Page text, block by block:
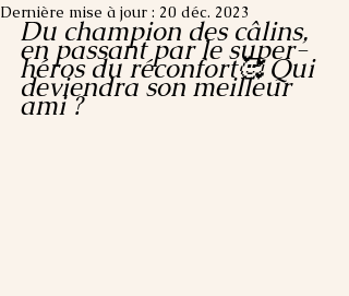
Dernière mise à jour : 20 déc. 2023
Du champion des câlins,
en passant par le super-
héros du réconfort🥰 Qui
deviendra son meilleur
ami ?